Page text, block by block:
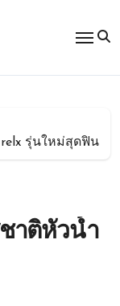
รุ่นใหม่สุดฟิน
าติหัวน้ำ